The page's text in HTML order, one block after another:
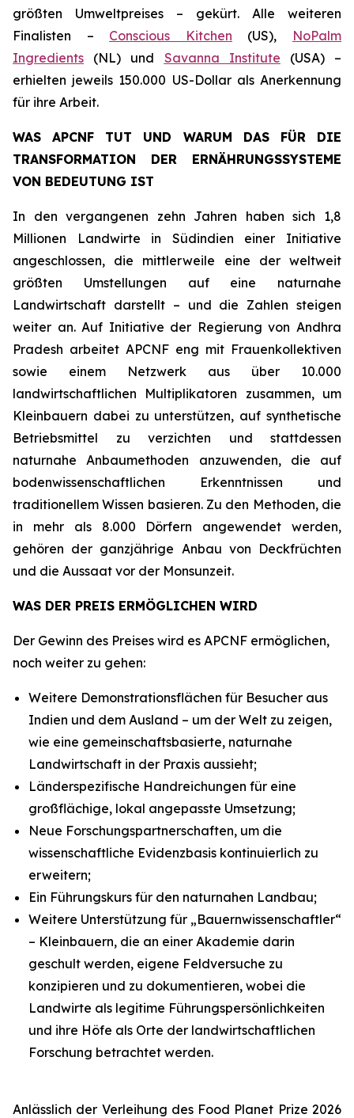
größten Umweltpreises – gekürt. Alle weiteren
Finalisten – Conscious Kitchen (US), NoPalm
Ingredients (NL) und Savanna Institute (USA) –
erhielten jeweils 150.000 US-Dollar als Anerkennung
für ihre Arbeit.
WAS APCNF TUT UND WARUM DAS FÜR DIE
TRANSFORMATION DER ERNÄHRUNGSSYSTEME
VON BEDEUTUNG IST
In den vergangenen zehn Jahren haben sich 1,8
Millionen Landwirte in Südindien einer Initiative
angeschlossen, die mittlerweile eine der weltweit
größten Umstellungen auf eine naturnahe
Landwirtschaft darstellt – und die Zahlen steigen
weiter an. Auf Initiative der Regierung von Andhra
Pradesh arbeitet APCNF eng mit Frauenkollektiven
sowie einem Netzwerk aus über 10.000
landwirtschaftlichen Multiplikatoren zusammen, um
Kleinbauern dabei zu unterstützen, auf synthetische
Betriebsmittel zu verzichten und stattdessen
naturnahe Anbaumethoden anzuwenden, die auf
bodenwissenschaftlichen Erkenntnissen und
traditionellem Wissen basieren. Zu den Methoden, die
in mehr als 8.000 Dörfern angewendet werden,
gehören der ganzjährige Anbau von Deckfrüchten
und die Aussaat vor der Monsunzeit.
WAS DER PREIS ERMÖGLICHEN WIRD
Der Gewinn des Preises wird es APCNF ermöglichen,
noch weiter zu gehen:
Weitere Demonstrationsflächen für Besucher aus
Indien und dem Ausland – um der Welt zu zeigen,
wie eine gemeinschaftsbasierte, naturnahe
Landwirtschaft in der Praxis aussieht;
Länderspezifische Handreichungen für eine
großflächige, lokal angepasste Umsetzung;
Neue Forschungspartnerschaften, um die
wissenschaftliche Evidenzbasis kontinuierlich zu
erweitern;
Ein Führungskurs für den naturnahen Landbau;
Weitere Unterstützung für „Bauernwissenschaftler“
– Kleinbauern, die an einer Akademie darin
geschult werden, eigene Feldversuche zu
konzipieren und zu dokumentieren, wobei die
Landwirte als legitime Führungspersönlichkeiten
und ihre Höfe als Orte der landwirtschaftlichen
Forschung betrachtet werden.
Anlässlich der Verleihung des Food Planet Prize 2026